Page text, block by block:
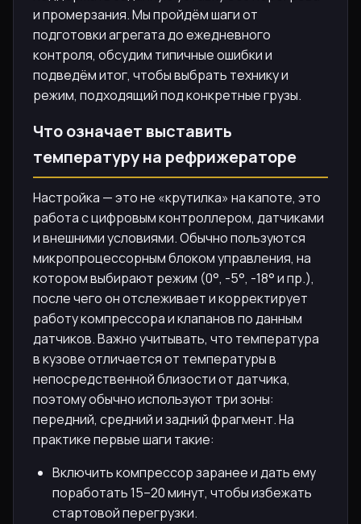
и промерзания. Мы пройдём шаги от
подготовки агрегата до ежедневного
контроля, обсудим типичные ошибки и
подведём итог, чтобы выбрать технику и
режим, подходящий под конкретные грузы.
Что означает выставить
температуру на рефрижераторе
Настройка — это не «крутилка» на капоте, это
работа с цифровым контроллером, датчиками
и внешними условиями. Обычно пользуются
микропроцессорным блоком управления, на
котором выбирают режим (0°, -5°, -18° и пр.),
после чего он отслеживает и корректирует
работу компрессора и клапанов по данным
датчиков. Важно учитывать, что температура
в кузове отличается от температуры в
непосредственной близости от датчика,
поэтому обычно используют три зоны:
передний, средний и задний фрагмент. На
практике первые шаги такие:
Включить компрессор заранее и дать ему
поработать 15–20 минут, чтобы избежать
стартовой перегрузки.